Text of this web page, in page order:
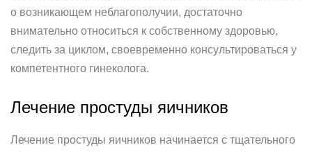
о возникающем неблагополучии, достаточно
внимательно относиться к собственному здоровью,
следить за циклом, своевременно консультироваться у
компетентного гинеколога.
Лечение простуды яичников
Лечение простуды яичников начинается с тщательного